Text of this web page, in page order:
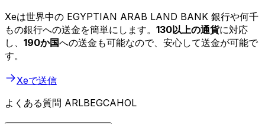
Xeは世界中の EGYPTIAN ARAB LAND BANK 銀行や何千
もの銀行への送金を簡単にします。 130以上の通貨に対応
し、 190か国への送金も可能なので、安心して送金が可能で
す。
Xeで送信
よくある質問 ARLBEGCAHOL